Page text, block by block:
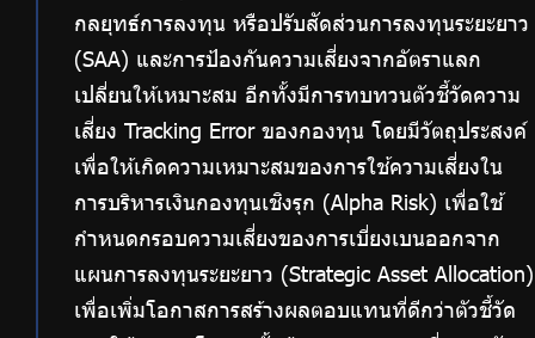
กลยุทธ์การลงทุน หรือปรับสัดส่วนการลงทุนระยะยาว
(SAA) และการป้องกันความเสี่ยงจากอัตราแลก
เปลี่ยนให้เหมาะสม อีกทั้งมีการทบทวนตัวชี้วัดความ
เสี่ยง Tracking Error ของกองทุน โดยมีวัตถุประสงค์
เพื่อให้เกิดความเหมาะสมของการใช้ความเสี่ยงใน
การบริหารเงินกองทุนเชิงรุก (Alpha Risk) เพื่อใช้
กำหนดกรอบความเสี่ยงของการเบี่ยงเบนออกจาก
แผนการลงทุนระยะยาว (Strategic Asset Allocation)
เพื่อเพิ่มโอกาสการสร้างผลตอบแทนที่ดีกว่าตัวชี้วัด